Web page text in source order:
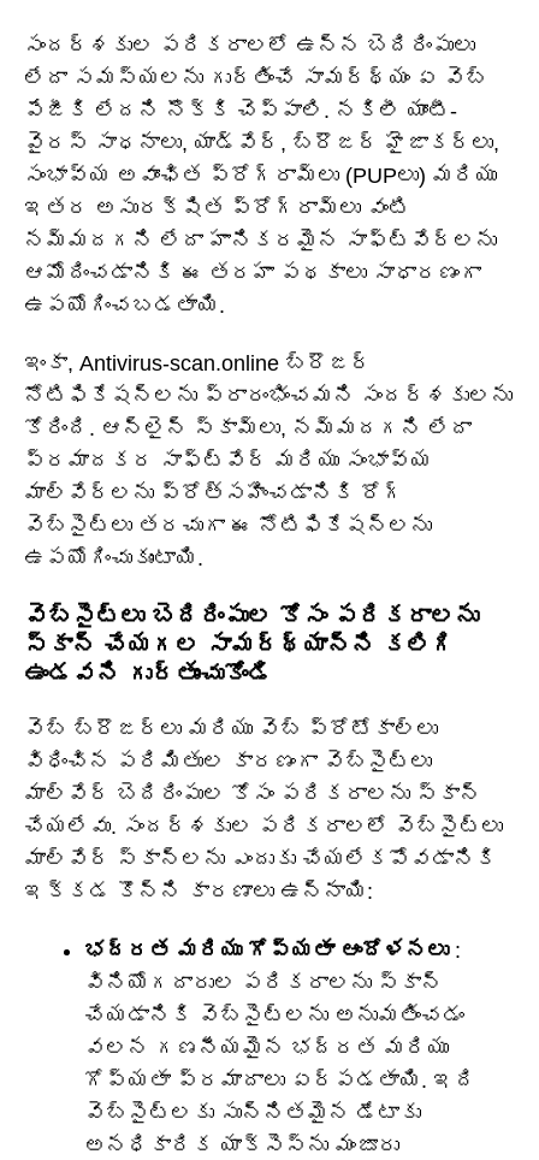
సందర్శకుల పరికరాలలో ఉన్న బెదిరింపులు
లేదా సమస్యలను గుర్తించే సామర్థ్యం ఏ వెబ్
పేజీకి లేదని నొక్కి చెప్పాలి. నకిలీ యాంటీ-
వైరస్ సాధనాలు, యాడ్‌వేర్, బ్రౌజర్ హైజాకర్‌లు,
సంభావ్య అవాంఛిత ప్రోగ్రామ్‌లు (PUPలు) మరియు
ఇతర అసురక్షిత ప్రోగ్రామ్‌లు వంటి
నమ్మదగని లేదా హానికరమైన సాఫ్ట్‌వేర్‌లను
ఆమోదించడానికి ఈ తరహా పథకాలు సాధారణంగా
ఉపయోగించబడతాయి.
ఇంకా, Antivirus-scan.online బ్రౌజర్
నోటిఫికేషన్‌లను ప్రారంభించమని సందర్శకులను
కోరింది. ఆన్‌లైన్ స్కామ్‌లు, నమ్మదగని లేదా
ప్రమాదకర సాఫ్ట్‌వేర్ మరియు సంభావ్య
మాల్వేర్‌లను ప్రోత్సహించడానికి రోగ్
వెబ్‌సైట్‌లు తరచుగా ఈ నోటిఫికేషన్‌లను
ఉపయోగించుకుంటాయి.
వెబ్‌సైట్‌లు బెదిరింపుల కోసం పరికరాలను
స్కాన్ చేయగల సామర్థ్యాన్ని కలిగి
ఉండవని గుర్తుంచుకోండి
వెబ్ బ్రౌజర్‌లు మరియు వెబ్ ప్రోటోకాల్‌లు
విధించిన పరిమితుల కారణంగా వెబ్‌సైట్‌లు
మాల్వేర్ బెదిరింపుల కోసం పరికరాలను స్కాన్
చేయలేవు. సందర్శకుల పరికరాలలో వెబ్‌సైట్‌లు
మాల్వేర్ స్కాన్‌లను ఎందుకు చేయలేకపోవడానికి
ఇక్కడ కొన్ని కారణాలు ఉన్నాయి:
భద్రత మరియు గోప్యతా ఆందోళనలు:
వినియోగదారుల పరికరాలను స్కాన్
చేయడానికి వెబ్‌సైట్‌లను అనుమతించడం
వలన గణనీయమైన భద్రత మరియు
గోప్యతా ప్రమాదాలు ఏర్పడతాయి. ఇది
వెబ్‌సైట్‌లకు సున్నితమైన డేటాకు
అనధికారిక యాక్సెస్‌ను మంజూరు